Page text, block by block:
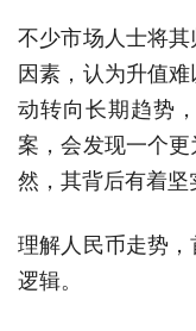
不少市场人士将
因素，认为升值
动转向长期趋势
案，会发现一个
然，其背后有着坚
理解人民币走势
逻辑。